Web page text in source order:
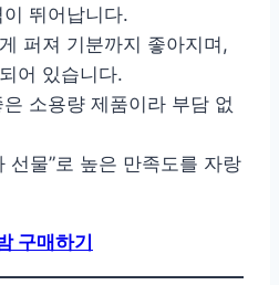
뛰어납니다.
퍼져 기분까지 좋아지며,
어 있습니다.
소용량 제품이라 부담 없
선물”로 높은 만족도를 자랑
구매하기